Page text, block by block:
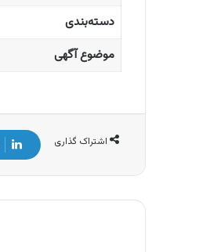
دسته‌بندی
موضوع آگهی
اشتراک گذاری